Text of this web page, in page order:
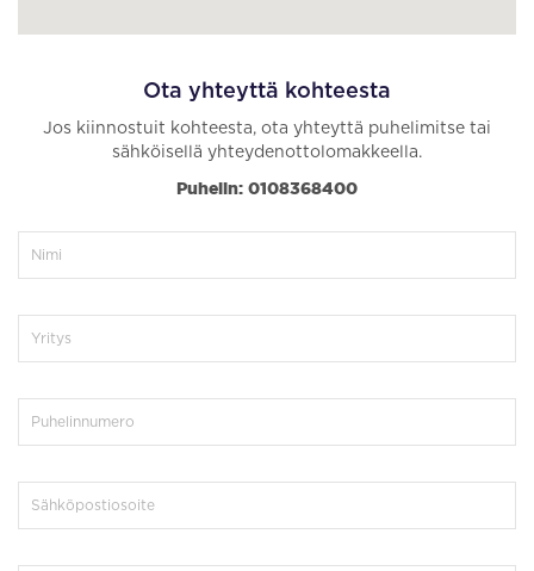
Ota yhteyttä kohteesta
Jos kiinnostuit kohteesta, ota yhteyttä puhelimitse tai
sähköisellä yhteydenottolomakkeella.
Puhelin: 0108368400